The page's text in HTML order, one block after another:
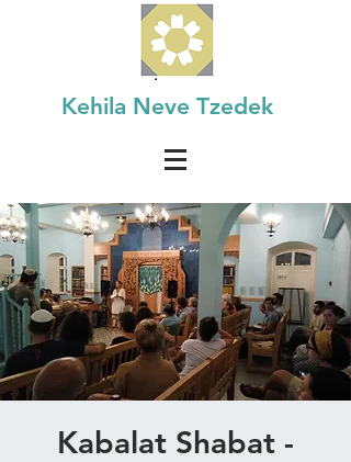
Kehila Neve Tzedek
Kabalat Shabat -